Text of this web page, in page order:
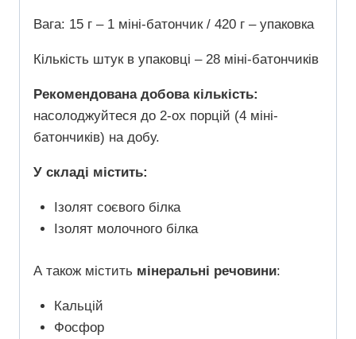
Вага: 15 г – 1 міні-батончик / 420 г – упаковка
Кількість штук в упаковці – 28 міні-батончиків
Рекомендована добова кількість:
насолоджуйтеся до 2-ох порцій (4 міні-
батончиків) на добу.
У складі містить:
Ізолят соєвого білка
Ізолят молочного білка
А також містить мінеральні речовини:
Кальцій
Фосфор